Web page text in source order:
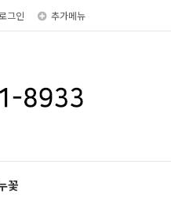
그인 추가메뉴
꽃